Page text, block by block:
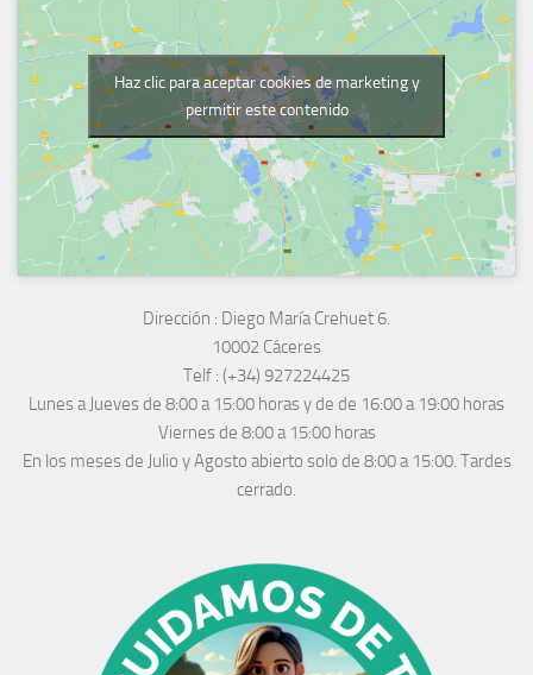
Haz clic para aceptar cookies de marketing y
permitir este contenido
Dirección : Diego María Crehuet 6.
10002 Cáceres
Telf : (+34) 927224425
Lunes a Jueves de 8:00 a 15:00 horas y de de 16:00 a 19:00 horas
Viernes de 8:00 a 15:00 horas
En los meses de Julio y Agosto abierto solo de 8:00 a 15:00. Tardes
cerrado.